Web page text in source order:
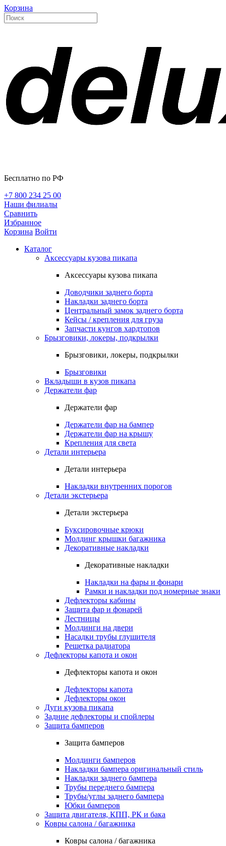
Корзина
Бесплатно по РФ
+7 800 234 25 00
Наши филиалы
Сравнить
Избранное
Корзина Войти
Каталог
Аксессуары кузова пикапа
Аксессуары кузова пикапа
Доводчики заднего борта
Накладки заднего борта
Центральный замок заднего борта
Кейсы / крепления для груза
Запчасти кунгов хардтопов
Брызговики, локеры, подкрылки
Брызговики, локеры, подкрылки
Брызговики
Вкладыши в кузов пикапа
Держатели фар
Держатели фар
Держатели фар на бампер
Держатели фар на крышу
Крепления для света
Детали интерьера
Детали интерьера
Накладки внутренних порогов
Детали экстерьера
Детали экстерьера
Буксировочные крюки
Молдинг крышки багажника
Декоративные накладки
Декоративные накладки
Накладки на фары и фонари
Рамки и накладки под номерные знаки
Дефлекторы кабины
Защита фар и фонарей
Лестницы
Молдинги на двери
Насадки трубы глушителя
Решетка радиатора
Дефлекторы капота и окон
Дефлекторы капота и окон
Дефлекторы капота
Дефлекторы окон
Дуги кузова пикапа
Задние дефлекторы и спойлеры
Защита бамперов
Защита бамперов
Молдинги бамперов
Накладки бампера оригинальный стиль
Накладки заднего бампера
Трубы переднего бампера
Трубы/углы заднего бампера
Юбки бамперов
Защита двигателя, КПП, РК и бака
Ковры салона / багажника
Ковры салона / багажника